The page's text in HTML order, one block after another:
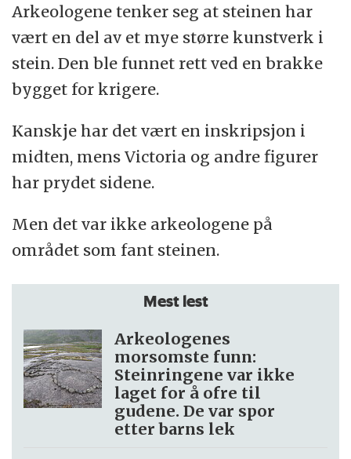
Arkeologene tenker seg at steinen har
vært en del av et mye større kunstverk i
stein. Den ble funnet rett ved en brakke
bygget for krigere.
Kanskje har det vært en inskripsjon i
midten, mens Victoria og andre figurer
har prydet sidene.
Men det var ikke arkeologene på
området som fant steinen.
Mest lest
Arkeologenes
morsomste funn:
Steinringene var ikke
laget for å ofre til
gudene. De var spor
etter barns lek